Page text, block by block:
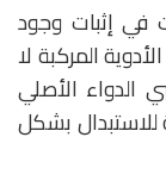
في إثبات وجود
المركبة لا
الدواء الأصلي
للاستبدال بشكل